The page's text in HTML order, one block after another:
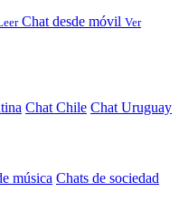
Chat desde móvil Ver
Chat Chile Chat Uruguay
música Chats de sociedad